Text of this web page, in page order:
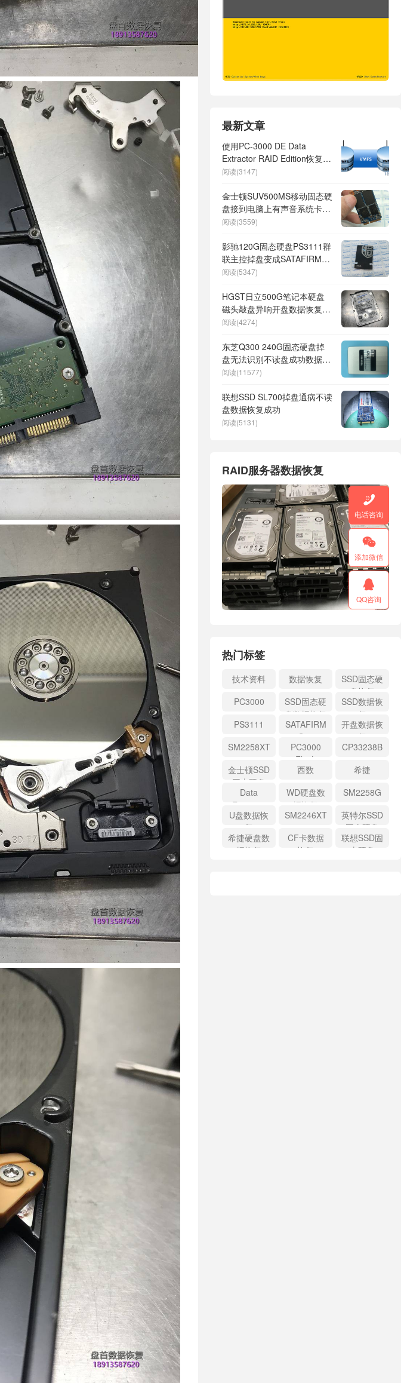
最新文章
使用PC-3000 DE Data
Extractor RAID Edition恢复
RAID中VMFS卷的虚拟机数据
阅读(3147)
金士顿SUV500MS移动固态硬
盘接到电脑上有声音系统卡死
拔掉系统正常
阅读(3559)
影驰120G固态硬盘PS3111群
联主控掉盘变成SATAFIRM
S11通病故障数据恢复成功
阅读(5347)
HGST日立500G笔记本硬盘
磁头敲盘异响开盘数据恢复成
功
阅读(4274)
东芝Q300 240G固态硬盘掉
盘无法识别不读盘成功数据恢
复并修理SSD固态硬盘
阅读(11577)
联想SSD SL700掉盘通病不读
盘数据恢复成功
阅读(5131)
RAID服务器数据恢复
热门标签
技术资料 数据恢复
SSD固态硬
盘恢复
PC3000
SSD固态硬
盘数据恢复
SSD数据恢
复
PS3111
SATAFIRM
S11
开盘数据恢
复
SM2258XT
PC3000
Flash
CP33238B
金士顿SSD
固态硬盘
西数
希捷
Data
Extractor
WD硬盘数
据恢复
SM2258G
U盘数据恢
复
SM2246XT
英特尔SSD
固态硬盘
希捷硬盘数
据恢复
CF卡数据
恢复
联想SSD固
态硬盘

电话咨询

添加微信

QQ咨询